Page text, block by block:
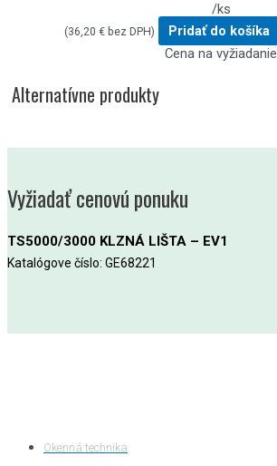
/ks
(36,20€ bez DPH) Pridať do košíka
Cena na vyžiadanie
Alternatívne produkty
Vyžiadať cenovú ponuku
TS5000/3000 KLZNÁ LIŠTA – EV1
Katalógove číslo: GE68221
Okenná technika